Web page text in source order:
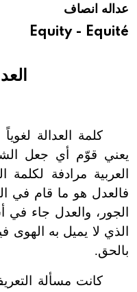
هيئة الموسوعةعداله انصاف
Equity - Equité
كلمة العدالة
يعني قوّم أي جعل
العربية مرادفة لكلمة
فالعدل هو ما قام في
الجور، والعدل جاء في
الذي لا يميل به الهوى
بالحق.
كانت مسألة